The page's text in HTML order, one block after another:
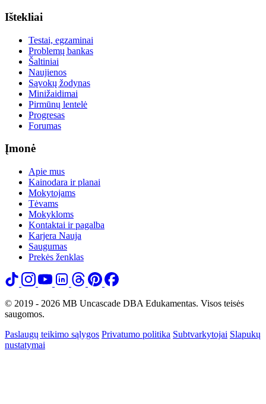
Ištekliai
Testai, egzaminai
Problemų bankas
Šaltiniai
Naujienos
Sąvokų žodynas
Minižaidimai
Pirmūnų lentelė
Progresas
Forumas
Įmonė
Apie mus
Kainodara ir planai
Mokytojams
Tėvams
Mokykloms
Kontaktai ir pagalba
Karjera Nauja
Saugumas
Prekės ženklas
© 2019 - 2026 MB Uncascade DBA Edukamentas. Visos teisės
saugomos.
Paslaugų teikimo sąlygos Privatumo politika Subtvarkytojai Slapukų
nustatymai